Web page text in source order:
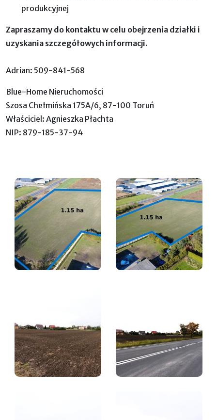
produkcyjnej
Zapraszamy do kontaktu w celu obejrzenia działki i
uzyskania szczegółowych informacji.
Adrian: 509-841-568
Blue-Home Nieruchomości
Szosa Chełmińska 175A/6, 87-100 Toruń
Właściciel: Agnieszka Płachta
NIP: 879-185-37-94